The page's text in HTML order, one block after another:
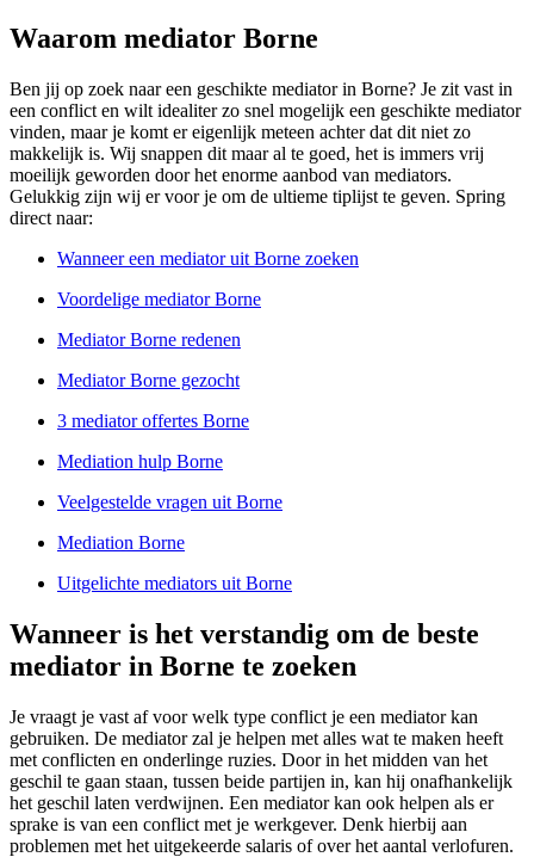
Waarom mediator Borne
Ben jij op zoek naar een geschikte mediator in Borne? Je zit vast in
een conflict en wilt idealiter zo snel mogelijk een geschikte mediator
vinden, maar je komt er eigenlijk meteen achter dat dit niet zo
makkelijk is. Wij snappen dit maar al te goed, het is immers vrij
moeilijk geworden door het enorme aanbod van mediators.
Gelukkig zijn wij er voor je om de ultieme tiplijst te geven. Spring
direct naar:
Wanneer een mediator uit Borne zoeken
Voordelige mediator Borne
Mediator Borne redenen
Mediator Borne gezocht
3 mediator offertes Borne
Mediation hulp Borne
Veelgestelde vragen uit Borne
Mediation Borne
Uitgelichte mediators uit Borne
Wanneer is het verstandig om de beste
mediator in Borne te zoeken
Je vraagt je vast af voor welk type conflict je een mediator kan
gebruiken. De mediator zal je helpen met alles wat te maken heeft
met conflicten en onderlinge ruzies. Door in het midden van het
geschil te gaan staan, tussen beide partijen in, kan hij onafhankelijk
het geschil laten verdwijnen. Een mediator kan ook helpen als er
sprake is van een conflict met je werkgever. Denk hierbij aan
problemen met het uitgekeerde salaris of over het aantal verlofuren.